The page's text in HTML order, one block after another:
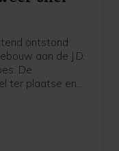
ontstond
aan de J.D.
De
ter plaatse en